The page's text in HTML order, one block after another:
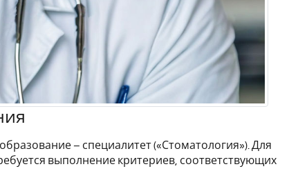
– специалитет («Стоматология»). Для
выполнение критериев, соответствующих